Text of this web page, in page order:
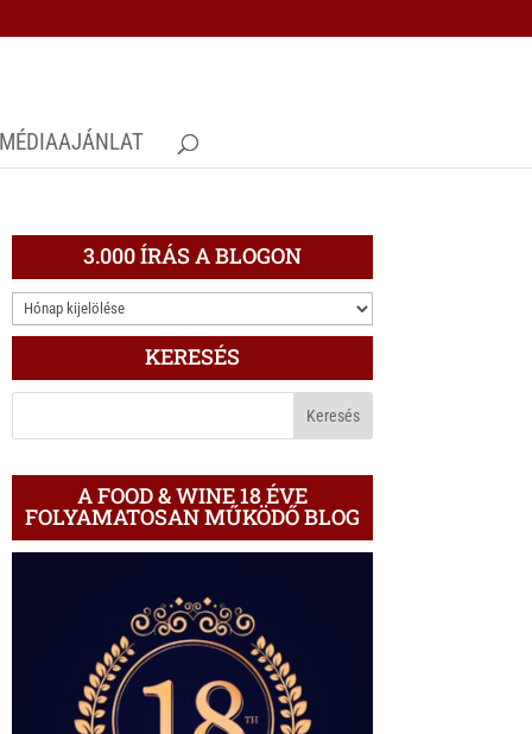
MÉDIAAJÁNLAT
3.000 ÍRÁS A BLOGON
3.000
ÍRÁS
BLOGON
KERESÉS
A FOOD & WINE 18 ÉVE
FOLYAMATOSAN MŰKÖDŐ BLOG